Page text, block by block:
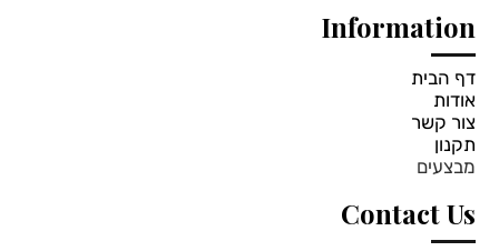
Information
דף הבית
אודות
צור קשר
תקנון
מבצעים
Contact Us